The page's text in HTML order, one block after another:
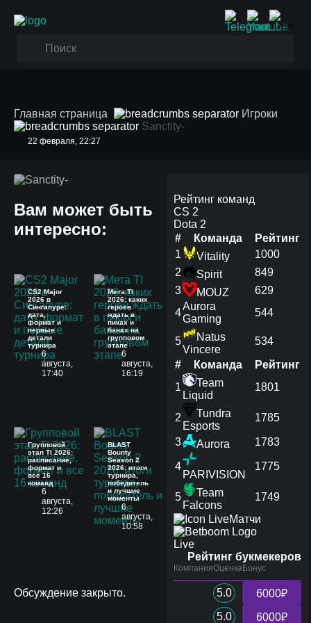
Главная страница
Игроки
Sanctity-
22 февраля, 22:27
Sanctity-
Вам может быть
интересно:
CS2 Major
2026 в
Сингапуре:
дата,
формат и
первые
детали
турнира
6
августа,
17:40
Мета TI
2026: каких
героев
ждать в
пиках и
банах на
групповом
этапе
6
августа,
16:19
Групповой
этап TI 2026:
расписание,
формат и
все 16
команд
6
августа,
12:26
BLAST
Bounty
Season 2
2026: итоги
турнира,
победитель
и лучшие
моменты
6
августа,
10:58
Обсуждение закрыто.
Рейтинг команд
CS 2
Dota 2
#
Команда
Рейтинг
1
Vitality
1000
2
Spirit
849
3
MOUZ
629
4
Aurora
Gaming
544
5
Natus
Vincere
534
#
Команда
Рейтинг
1
Team
Liquid
1801
2
Tundra
Esports
1785
3 Aurora 1783
4
PARIVISION
1775
5
Team
Falcons
1749
Матчи
Live
Рейтинг букмекеров
КомпанияОценкаБонус
5.0
6000₽
5.0
6000₽